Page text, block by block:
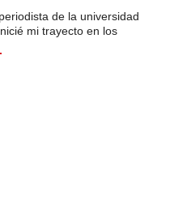
de la universidad
mi trayecto en los